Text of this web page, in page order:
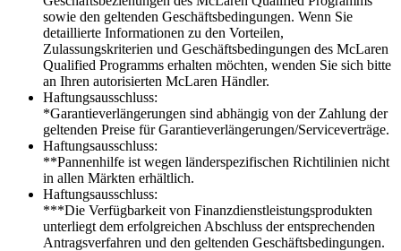
sowie den geltenden Geschäftsbedingungen. Wenn Sie
detaillierte Informationen zu den Vorteilen,
Zulassungskriterien und Geschäftsbedingungen des McLaren
Qualified Programms erhalten möchten, wenden Sie sich bitte
an Ihren autorisierten McLaren Händler.
Haftungsausschluss:
*Garantieverlängerungen sind abhängig von der Zahlung der
geltenden Preise für Garantieverlängerungen/Serviceverträge.
Haftungsausschluss:
**Pannenhilfe ist wegen länderspezifischen Richtilinien nicht
in allen Märkten erhältlich.
Haftungsausschluss:
***Die Verfügbarkeit von Finanzdienstleistungsprodukten
unterliegt dem erfolgreichen Abschluss der entsprechenden
Antragsverfahren und den geltenden Geschäftsbedingungen.